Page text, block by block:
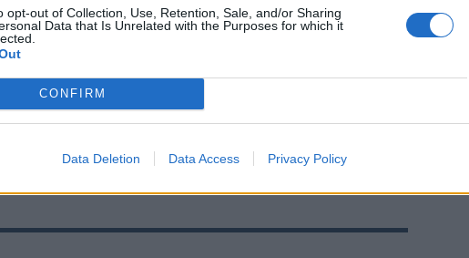
opt-out of Collection, Use, Retention, Sale, and/or Sharing
Data that Is Unrelated with the Purposes for which it
CONFIRM
Data Deletion Data Access Privacy Policy
lehűlés után ismét hőség jöhet: a nyár
időszaka még csak ezután következhet.